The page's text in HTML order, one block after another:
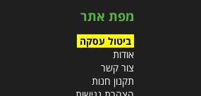
מפת אתר
ביטול עסקה
אודות
צור קשר
תקנון חנות